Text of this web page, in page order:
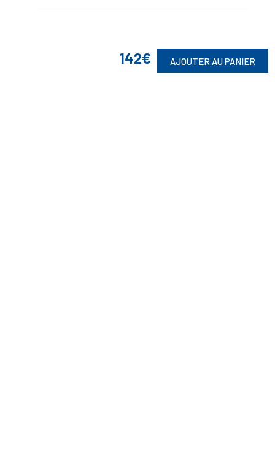
142€ AJOUTER AU PANIER
Suivez-Nous